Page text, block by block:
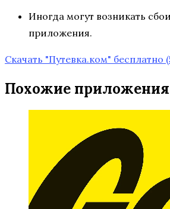
Иногда могут возникать
приложения.
Скачать "Путевка.ком" бесплатно
Похожие приложения